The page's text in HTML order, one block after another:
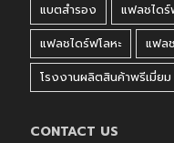
แบตสำรอง
แฟลชได
แฟลชไดร์ฟโลหะ
แฟล
โรงงานผลิตสินค้าพรีเมี่ยม
CONTACT US